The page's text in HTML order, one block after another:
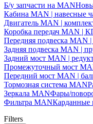
Б/у запчасти на MAN
Кабина MAN | навесные
Двигатель MAN |
Коробка передач MAN
Передняя подвеска
Задняя подвеска MAN |
Задний мост MAN |
Промежуточный мост
Передний мост MAN |
Тормозная система MAN
Зеркала MANФары/
Фильтра MANКарданные
Filters